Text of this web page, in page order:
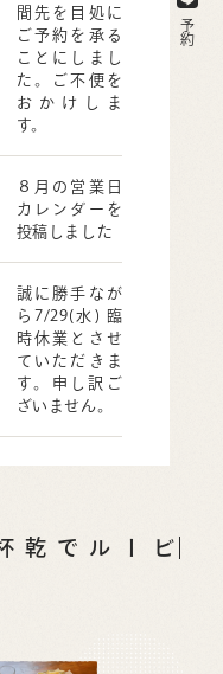
予約
間先を目処に
ご予約を承る
ことにしまし
た。ご不便を
おかけしま
す。
８月の営業日
カレンダーを
投稿しました
誠に勝手なが
ら7/29(水) 臨
時休業とさせ
ていただきま
す。申し訳ご
ざいません。